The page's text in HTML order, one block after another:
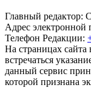
Главный редактор:
Адрес электронной
Телефон Редакции:
На страницах
встречаться
данный сервис
которой признана